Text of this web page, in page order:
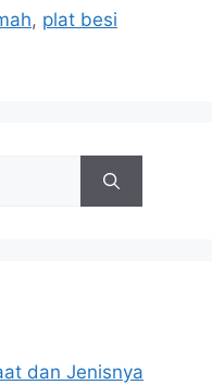
, plat besi
dan Jenisnya